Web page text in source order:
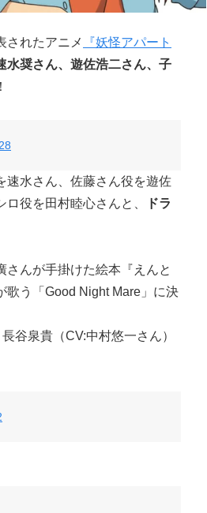
されたアニメ
『妖怪アパート
水奨さん、遊佐浩二さん、子
速水さん、佐藤さん役を遊佐
役を田村睦心さんと、
ドラ
さんが手掛けた絵本『えんと
歌う「Good Night Mare」に決
谷泉貴（CV:中村悠一さん）